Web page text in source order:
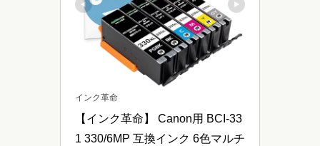
インク革命
【インク革命】 Canon用 BCI-33
1 330/6MP 互換インク 6色マルチ